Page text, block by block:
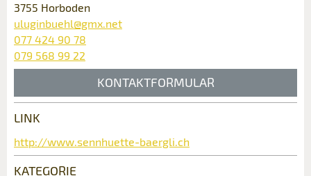
ANZEIGE WEITEREMPFEHLEN
3755 Horboden
uluginbuehl@gmx.net
077 424 90 78
079 568 99 22
KONTAKTFORMULAR
Kontakt
Verfassen Sie eine Nachricht für die
LINK
http://www.sennhuette-baergli.ch
KATEGORIE